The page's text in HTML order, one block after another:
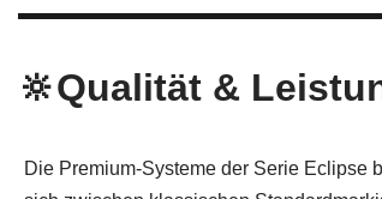
🔆Qualität &
Die Premium-Systeme der Serie Eclipse